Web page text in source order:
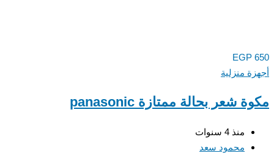
EGP 650
أجهزة منزلية
مكوة شعر بحالة ممتازة panasonic
منذ 4 سنوات
محمود سعد